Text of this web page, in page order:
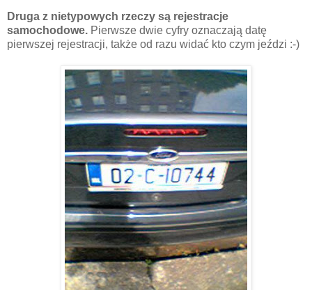
Druga z nietypowych rzeczy są rejestracje
samochodowe. Pierwsze dwie cyfry oznaczają datę
pierwszej rejestracji, także od razu widać kto czym jeździ :-)